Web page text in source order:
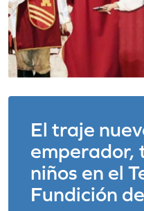
El traje
emperador,
niños en el
Fundición